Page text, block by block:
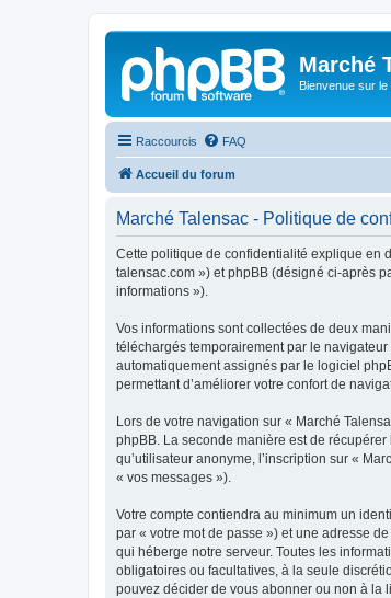
Marché
Bienvenue sur
Raccourcis FAQ
Accueil du forum
Marché Talensac - Politique de
Cette politique de confidentialité explique en
talensac.com ») et phpBB (désigné ci-après
informations »).
Vos informations sont collectées de deux
téléchargés temporairement par le
automatiquement assignés par le logiciel
permettant d’améliorer votre confort de
Lors de votre navigation sur « Marché
phpBB. La seconde manière est de
qu’utilisateur anonyme, l’inscription sur «
« vos messages »).
Votre compte contiendra au minimum un
par « votre mot de passe ») et une adresse
qui héberge notre serveur. Toutes les
obligatoires ou facultatives, à la seule
pouvez décider de vous abonner ou non à la